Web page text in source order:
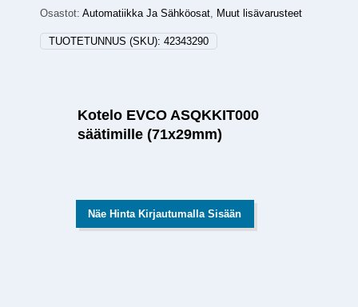
Osastot: Automatiikka Ja Sähköosat, Muut lisävarusteet
TUOTETUNNUS (SKU): 42343290
Kotelo EVCO ASQKKIT000
säätimille (71x29mm)
Näe Hinta Kirjautumalla Sisään